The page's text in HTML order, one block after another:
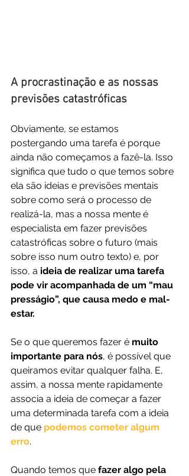
A procrastinação e as nossas
previsões catastróficas
Obviamente, se estamos
postergando uma tarefa é porque
ainda não começamos a fazê-la. Isso
significa que tudo o que temos sobre
ela são ideias e previsões mentais
sobre como será o processo de
realizá-la, mas a nossa mente é
especialista em fazer previsões
catastróficas sobre o futuro (mais
sobre isso num outro texto) e, por
isso, a ideia de realizar uma tarefa
pode vir acompanhada de um “mau
presságio”, que causa medo e mal-
estar.
Se o que queremos fazer é muito
importante para nós, é possível que
queiramos evitar qualquer falha. E,
assim, a nossa mente rapidamente
associa a ideia de começar a fazer
uma determinada tarefa com a ideia
de que podemos cometer algum
erro.
Quando temos que fazer algo pela